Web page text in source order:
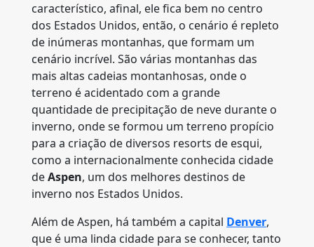
característico, afinal, ele fica bem no centro
dos Estados Unidos, então, o cenário é repleto
de inúmeras montanhas, que formam um
cenário incrível. São várias montanhas das
mais altas cadeias montanhosas, onde o
terreno é acidentado com a grande
quantidade de precipitação de neve durante o
inverno, onde se formou um terreno propício
para a criação de diversos resorts de esqui,
como a internacionalmente conhecida cidade
deAspen, um dos melhores destinos de
inverno nos Estados Unidos.
Além de Aspen, há também a capital Denver,
que é uma linda cidade para se conhecer, tanto